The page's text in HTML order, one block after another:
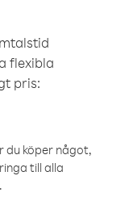
flexibla
pris:
du köper något,
till alla